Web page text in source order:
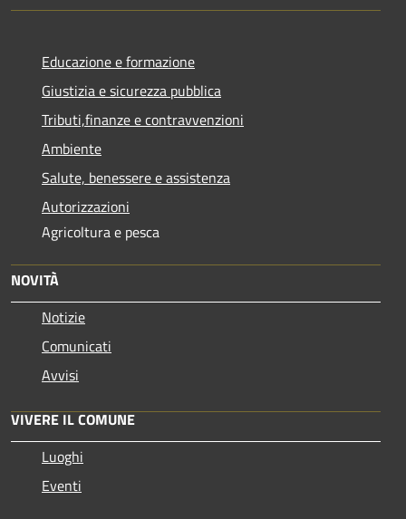
Educazione e formazione
Giustizia e sicurezza pubblica
Tributi,finanze e contravvenzioni
Ambiente
Salute, benessere e assistenza
Autorizzazioni
Agricoltura e pesca
NOVITÀ
Notizie
Comunicati
Avvisi
VIVERE IL COMUNE
Luoghi
Eventi